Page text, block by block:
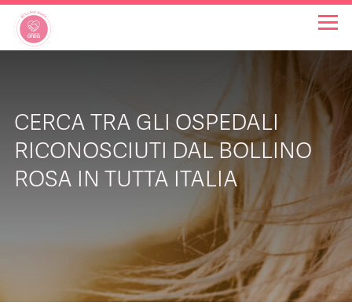
INIZIATIVE
NOTIZIE
CHI SIAMO
CERCA TRA GLI OSPEDALI
RICONOSCIUTI DAL BOLLINO
ROSA IN TUTTA ITALIA